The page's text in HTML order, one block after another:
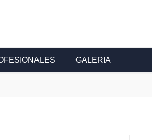
GALERIA